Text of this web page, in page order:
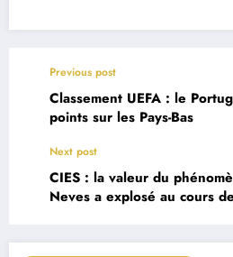
Previous post
Classement UEFA : le
points sur les Pays-Bas
Next post
CIES : la valeur du
Neves a explosé au cours